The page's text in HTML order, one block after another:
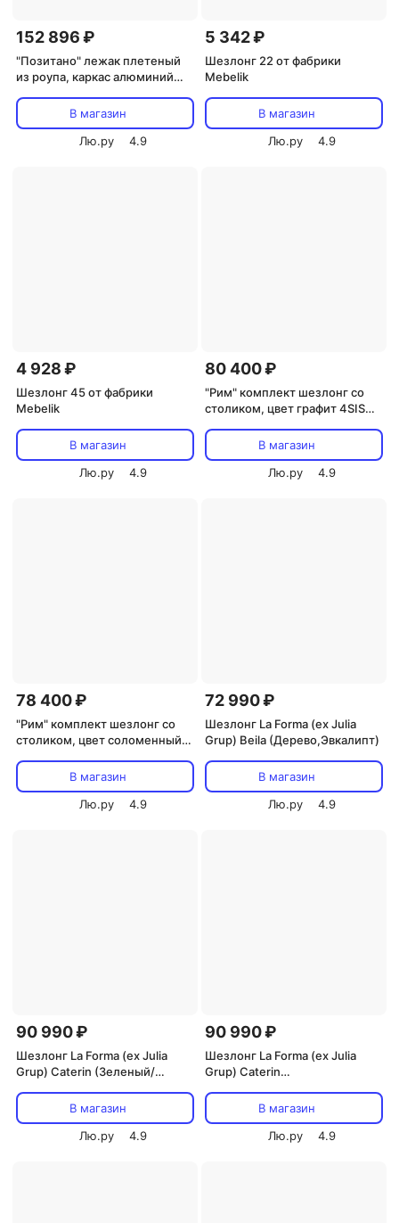
152 896 ₽
"Позитано" лежак плетеный
из роупа, каркас алюминий
роуп темно-серый круглый,
ткань темно-серая 027 4SIS
POZ-L-001 RAL7024 Mua D-
В магазин
Лю.ру
4.9
5 342 ₽
Шезлонг 22 от фабрики
Mebelik
В магазин
Лю.ру
4.9
4 928 ₽
Шезлонг 45 от фабрики
Mebelik
В магазин
Лю.ру
4.9
80 400 ₽
"Рим" комплект шезлонг со
столиком, цвет графит 4SIS
В магазин
Лю.ру
4.9
78 400 ₽
"Рим" комплект шезлонг со
столиком, цвет соломенный
В магазин
Лю.ру
4.9
72 990 ₽
Шезлонг La Forma (ex Julia
Grup) Beila (Дерево,Эвкалипт)
В магазин
Лю.ру
4.9
90 990 ₽
Шезлонг La Forma (ex Julia
Grup) Caterin (Зеленый/
В магазин
Лю.ру
4.9
90 990 ₽
Шезлонг La Forma (ex Julia
Grup) Caterin
Эвкалипт,Дерево)
В магазин
Лю.ру
4.9